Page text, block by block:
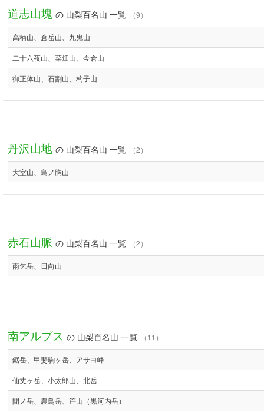
道志山塊 の 山梨百名山 一覧 （9）
高柄山、倉岳山、九鬼山
二十六夜山、菜畑山、今倉山
御正体山、石割山、杓子山
丹沢山地 の 山梨百名山 一覧 （2）
大室山、鳥ノ胸山
赤石山脈 の 山梨百名山 一覧 （2）
雨乞岳、日向山
南アルプス の 山梨百名山 一覧 （11）
鋸岳、甲斐駒ヶ岳、アサヨ峰
仙丈ヶ岳、小太郎山、北岳
間ノ岳、農鳥岳、笹山（黒河内岳）